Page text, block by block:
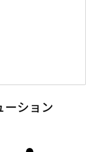
ーション